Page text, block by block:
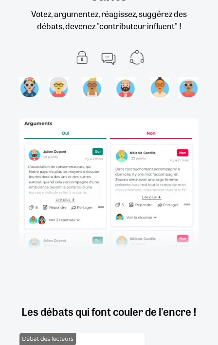
Votez, argumentez, réagissez, suggérez des
débats, devenez "contributeur influent" !
Les débats qui font couler de l'encre !